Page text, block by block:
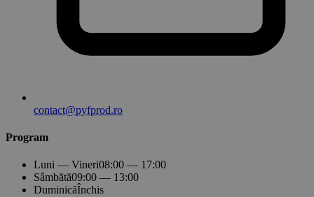
contact@pyfprod.ro
Program
Luni — Vineri08:00 — 17:00
Sâmbătă09:00 — 13:00
DuminicăÎnchis